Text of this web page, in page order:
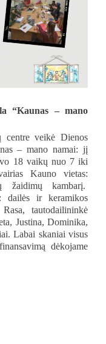
“Kaunas – mano
veikė Dienos
– mano namai: jį
18 vaikų nuo 7 iki
Kauno vietas:
žaidimų kambarį.
dailės ir keramikos
tautodailininkė
Justina, Dominika,
Labai skaniai visus
dėkojame